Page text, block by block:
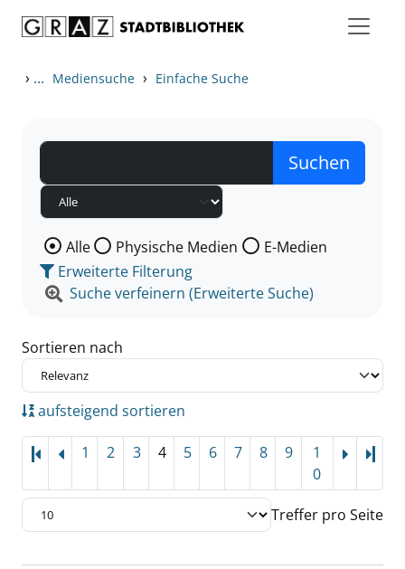
› ... Mediensuche › Einfache Suche
Wählen Sie die Medienart nach der Sie suchen wollen.
Alle Physische Medien
E-Medien
Erweiterte Filterung
Suche verfeinern (Erweiterte Suche)
Sortieren nach
aufsteigend sortieren
1 2 3 4 5 6 7 8 9
1
0
Treffer pro Seite